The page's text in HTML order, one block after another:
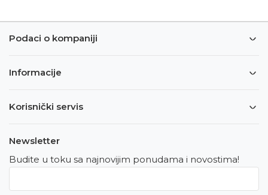
Podaci o kompaniji
Informacije
Korisnički servis
Newsletter
Budite u toku sa najnovijim ponudama i novostima!